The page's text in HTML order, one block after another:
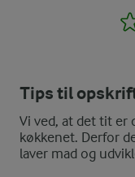
Tips til
Vi ved, at det tit er
køkkenet. Derfor
laver mad og